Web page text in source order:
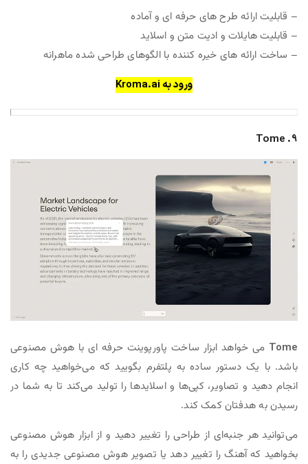
– قابلیت ارائه طرح های حرفه ای و آماده
– قابلیت هایلات و ادیت متن و اسلاید
– ساخت ارائه های خیره کننده با الگوهای طراحی شده ماهرانه
ورود به Kroma.ai
9. Tome
Tome می خواهد ابزار ساخت پاورپوینت حرفه ای با هوش مصنوعی
باشد. با یک دستور ساده به پلتفرم بگویید که می‌خواهید چه کاری
انجام دهید و تصاویر، کپی‌ها و اسلایدها را تولید می‌کند تا به شما در
رسیدن به هدفتان کمک کند.
می‌توانید هر جنبه‌ای از طراحی را تغییر دهید و از ابزار هوش مصنوعی
بخواهید که آهنگ را تغییر دهد یا تصویر هوش مصنوعی جدیدی را به